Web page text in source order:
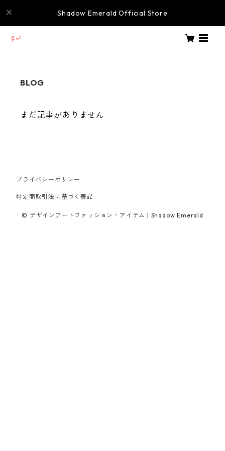
Shadow Emerald Official Store
まだ記事がありません
プライバシーポリシー
特定商取引法に基づく表記
© デザインアートファッション・アイテム | Shadow Emerald